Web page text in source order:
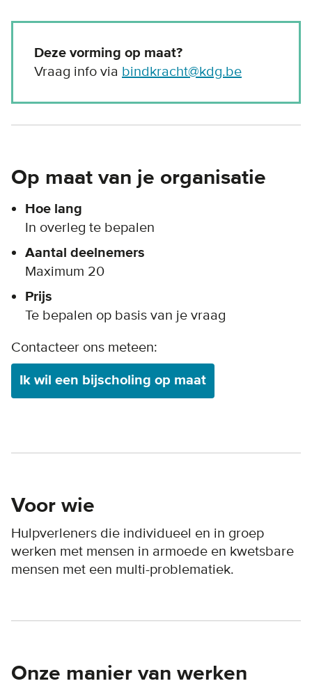
Deze vorming op maat?
Vraag info via bindkracht@kdg.be
Op maat van je organisatie
Hoe lang
In overleg te bepalen
Aantal deelnemers
Maximum 20
Prijs
Te bepalen op basis van je vraag
Contacteer ons meteen:
Ik wil een bijscholing op maat
Voor wie
Hulpverleners die individueel en in groep
werken met mensen in armoede en kwetsbare
mensen met een multi-problematiek.
Onze manier van werken